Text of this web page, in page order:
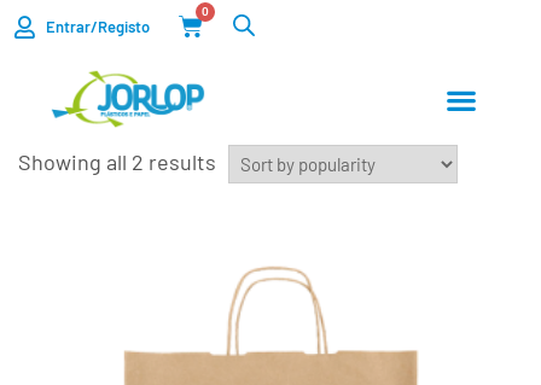
Entrar/Registo
0
Showing all 2 results